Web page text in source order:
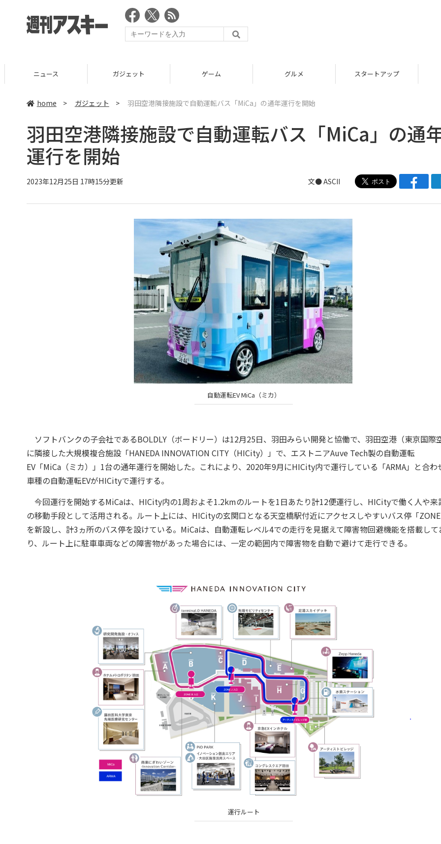
ニュース ガジェット ゲーム グルメ スタートアップ
home > ガジェット > 羽田空港隣接施設で自動運転バス「MiCa」の通年運行を開始
羽田空港隣接施設で自動運転バス「MiCa」の通
運行を開始
2023年12月25日 17時15分更新 文● ASCII
自動運転EV MiCa（ミカ）
ソフトバンクの子会社であるBOLDLY（ボードリー）は12月25日、羽田みらい開発と協働で、羽田空港（東京国際空
に隣接した大規模複合施設「HANEDA INNOVATION CITY（HICity）」で、エストニアAuve Tech製の自動運転
EV「MiCa（ミカ）」1台の通年運行を開始した。これにより、2020年9月にHICity内で運行している「ARMA」と合わ
車種の自動運転EVがHICityで運行する。
今回運行を開始するMiCaは、HICity内の1周およそ1.2kmのルートを1日あたり計12便運行し、HICityで働く人や来
の移動手段として活用される。ルート上には、HICityの玄関口となる天空橋駅付近にアクセスしやすいバス停「ZONE
を新設し、計3ヵ所のバス停を設けている。MiCaは、自動運転レベル4での走行を見据えて障害物回避機能を搭載して
り、ルート上に駐車車両などの障害物があった場合には、一定の範囲内で障害物を自動で避けて走行できる。
運行ルート